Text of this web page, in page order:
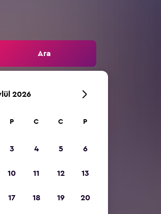
Ara
2026
P C C P
3 4 5 6
10 11 12 13
17 18 19 20